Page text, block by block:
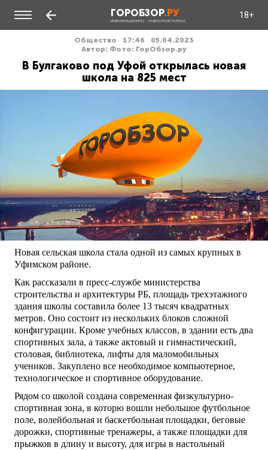
ГОРОБЗОР.РУ
ИНФОРМАЦИОННО - НОВОСТНОЙ ПОРТАЛ
18+
Общество 17:46
05.04.2023
Автор: Фото: ГорОбзор.ру
В Булгаково под Уфой открылась новая
школа на 825 мест
Новая сельская школа стала одной из самых крупных в
Уфимском районе.
Как рассказали в пресс-службе министерства
строительства и архитектуры РБ, площадь трехэтажного
здания школы составила более 13 тысяч квадратных
метров. Оно состоит из нескольких блоков сложной
конфигурации. Кроме учебных классов, в здании есть два
спортивных зала, а также актовый и гимнастический,
столовая, библиотека, лифты для маломобильных
учеников. Закуплено все необходимое компьютерное,
технологическое и спортивное оборудование.
Рядом со школой создана современная физкультурно-
спортивная зона, в которю вошли небольшое футбольное
поле, волейбольная и баскетбольная площадки, беговые
дорожки, спортивные тренажеры, а также площадки для
прыжков в длину и высоту, для игры в настольный